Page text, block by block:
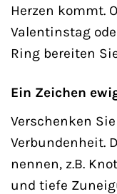
Herzen kommt.
Valentinstag
Ring bereiten
Ein Zeichen
Verschenken
Verbundenheit.
nennen, z.B.
und tiefe